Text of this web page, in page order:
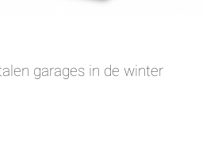
garages in de winter